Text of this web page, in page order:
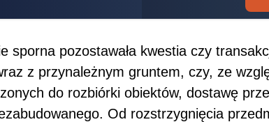
sporna pozostawała kwestia czy
z przynależnym gruntem, czy, ze
do rozbiórki obiektów, dostawę
Od rozstrzygnięcia